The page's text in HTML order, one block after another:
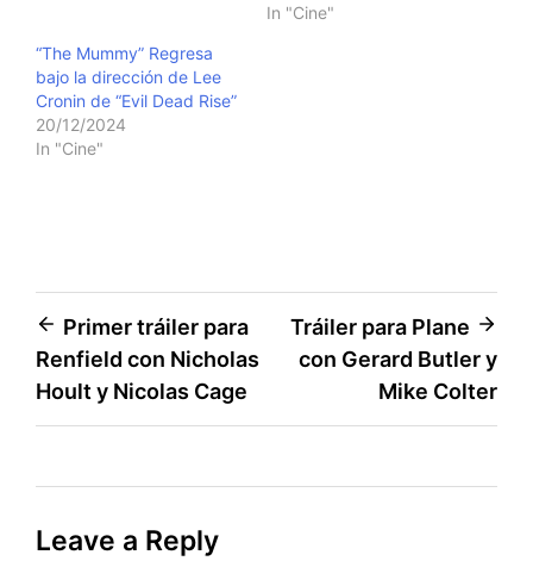
In "Cine"
“The Mummy” Regresa
bajo la dirección de Lee
Cronin de “Evil Dead Rise”
20/12/2024
In "Cine"
Post
navigation
Primer tráiler para
Renfield con Nicholas
Hoult y Nicolas Cage
Tráiler para Plane
con Gerard Butler y
Mike Colter
Leave a Reply